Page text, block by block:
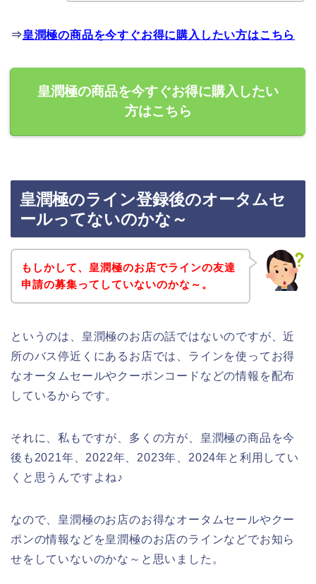
⇒皇潤極の商品を今すぐお得に購入したい方はこちら
皇潤極の商品を今すぐお得に購入したい
方はこちら
皇潤極のライン登録後のオータムセ
ールってないのかな～
もしかして、皇潤極のお店でラインの友達
申請の募集ってしていないのかな～。
というのは、皇潤極のお店の話ではないのですが、近
所のバス停近くにあるお店では、ラインを使ってお得
なオータムセールやクーポンコードなどの情報を配布
しているからです。
それに、私もですが、多くの方が、皇潤極の商品を今
後も2021年、2022年、2023年、2024年と利用してい
くと思うんですよね♪
なので、皇潤極のお店のお得なオータムセールやクー
ポンの情報などを皇潤極のお店のラインなどでお知ら
せをしていないのかな～と思いました。